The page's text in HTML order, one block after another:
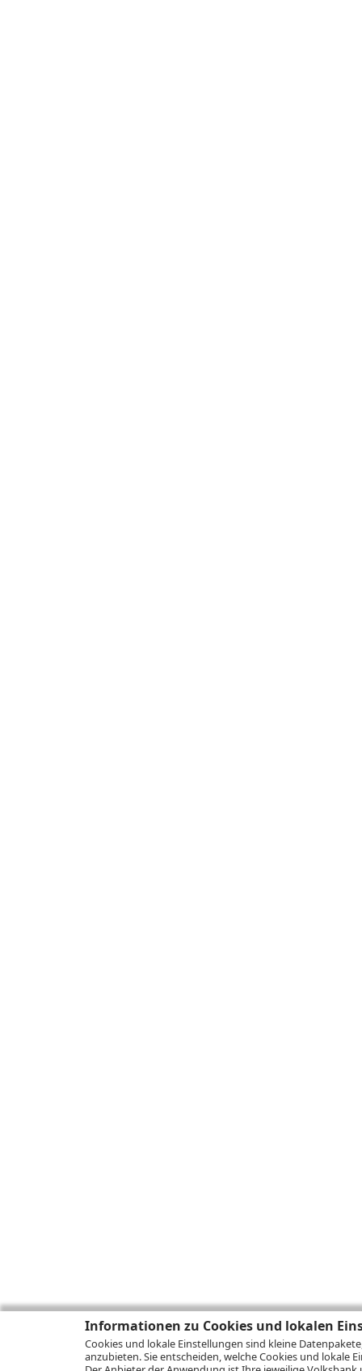
Informationen zu Cookies und lokalen
Cookies und lokale Einstellungen sind kleine
anzubieten. Sie entscheiden, welche Cookies und lokale